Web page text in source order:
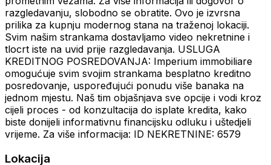
razgledavanju, slobodno se obratite. Ovo je izvrsna
prilika za kupnju modernog stana na traženoj lokaciji.
Svim našim strankama dostavljamo video nekretnine i
tlocrt iste na uvid prije razgledavanja. USLUGA
KREDITNOG POSREDOVANJA: Imperium immobiliare
omogućuje svim svojim strankama besplatno kreditno
posredovanje, uspoređujući ponudu više banaka na
jednom mjestu. Naš tim objašnjava sve opcije i vodi kroz
cijeli proces - od konzultacija do isplate kredita, kako
biste donijeli informativnu financijsku odluku i uštedjeli
vrijeme. Za više informacija: ID NEKRETNINE: 6579
Lokacija